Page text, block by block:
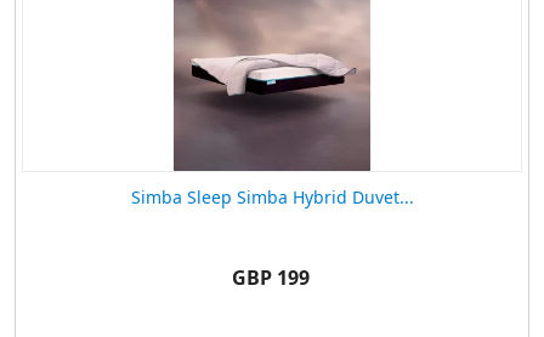
Simba Sleep Simba Hybrid Duvet...
GBP 199